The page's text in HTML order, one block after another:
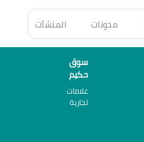
مدونات المنشآت
سوق
حكيم
علامات
تجارية